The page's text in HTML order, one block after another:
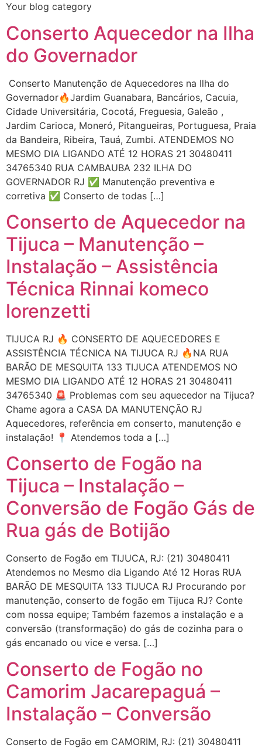
Your blog category
Conserto Aquecedor na Ilha
do Governador
Conserto Manutenção de Aquecedores na Ilha do
Governador🔥Jardim Guanabara, Bancários, Cacuia,
Cidade Universitária, Cocotá, Freguesia, Galeão ,
Jardim Carioca, Moneró, Pitangueiras, Portuguesa, Praia
da Bandeira, Ribeira, Tauá, Zumbi. ATENDEMOS NO
MESMO DIA LIGANDO ATÉ 12 HORAS 21 30480411
34765340 RUA CAMBAUBA 232 ILHA DO
GOVERNADOR RJ ✅ Manutenção preventiva e
corretiva ✅ Conserto de todas […]
Conserto de Aquecedor na
Tijuca – Manutenção –
Instalação – Assistência
Técnica Rinnai komeco
lorenzetti
TIJUCA RJ 🔥 CONSERTO DE AQUECEDORES E
ASSISTÊNCIA TÉCNICA NA TIJUCA RJ 🔥NA RUA
BARÃO DE MESQUITA 133 TIJUCA ATENDEMOS NO
MESMO DIA LIGANDO ATÉ 12 HORAS 21 30480411
34765340 🚨 Problemas com seu aquecedor na Tijuca?
Chame agora a CASA DA MANUTENÇÃO RJ
Aquecedores, referência em conserto, manutenção e
instalação! 📍 Atendemos toda a […]
Conserto de Fogão na
Tijuca – Instalação –
Conversão de Fogão Gás de
Rua gás de Botijão
Conserto de Fogão em TIJUCA, RJ: (21) 30480411
Atendemos no Mesmo dia Ligando Até 12 Horas RUA
BARÃO DE MESQUITA 133 TIJUCA RJ Procurando por
manutenção, conserto de fogão em Tijuca RJ? Conte
com nossa equipe; Também fazemos a instalação e a
conversão (transformação) do gás de cozinha para o
gás encanado ou vice e versa. […]
Conserto de Fogão no
Camorim Jacarepaguá –
Instalação – Conversão
Conserto de Fogão em CAMORIM, RJ: (21) 30480411